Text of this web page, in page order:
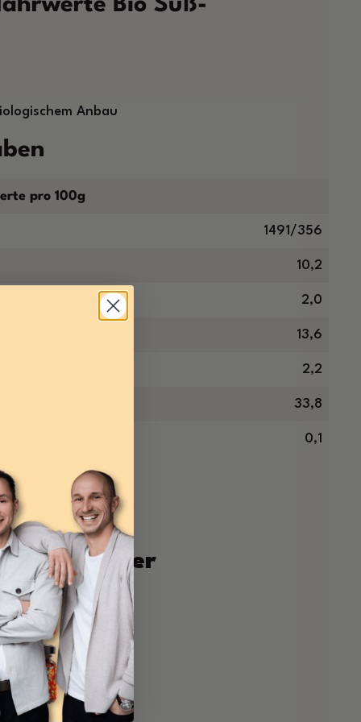
Bio Süß-
Anbau
pro 100g
1491/356
10,2
2,0
13,6
2,2
33,8
0,1